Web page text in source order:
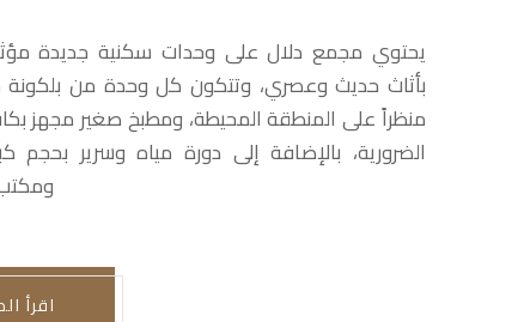
يحتوي مجمع دلال على وحدات سكنية جديدة
بأثاث حديث وعصري، وتتكون كل وحدة من بلكونة
منظراً على المنطقة المحيطة، ومطبخ صغير مجهز
الضرورية، بالإضافة إلى دورة مياه وسرير بحجم
اقرأ